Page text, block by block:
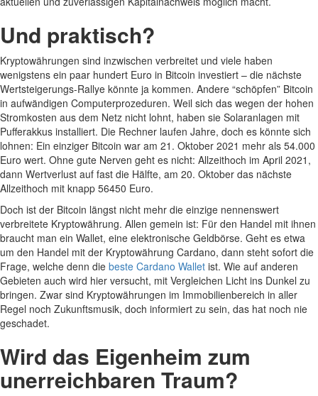
Und praktisch?
Kryptowährungen sind inzwischen verbreitet und viele haben
wenigstens ein paar hundert Euro in Bitcoin investiert – die nächste
Wertsteigerungs-Rallye könnte ja kommen. Andere “schöpfen” Bitcoin
in aufwändigen Computerprozeduren. Weil sich das wegen der hohen
Stromkosten aus dem Netz nicht lohnt, haben sie Solaranlagen mit
Pufferakkus installiert. Die Rechner laufen Jahre, doch es könnte sich
lohnen: Ein einziger Bitcoin war am 21. Oktober 2021 mehr als 54.000
Euro wert. Ohne gute Nerven geht es nicht: Allzeithoch im April 2021,
dann Wertverlust auf fast die Hälfte, am 20. Oktober das nächste
Allzeithoch mit knapp 56450 Euro.
Doch ist der Bitcoin längst nicht mehr die einzige nennenswert
verbreitete Kryptowährung. Allen gemein ist: Für den Handel mit ihnen
braucht man ein Wallet, eine elektronische Geldbörse. Geht es etwa
um den Handel mit der Kryptowährung Cardano, dann steht sofort die
Frage, welche denn die beste Cardano Wallet ist. Wie auf anderen
Gebieten auch wird hier versucht, mit Vergleichen Licht ins Dunkel zu
bringen. Zwar sind Kryptowährungen im Immobilienbereich in aller
Regel noch Zukunftsmusik, doch informiert zu sein, das hat noch nie
geschadet.
Wird das Eigenheim zum
unerreichbaren Traum?